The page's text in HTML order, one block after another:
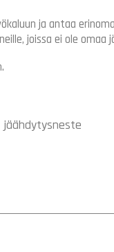
ja antaa
joissa ei ole omaa